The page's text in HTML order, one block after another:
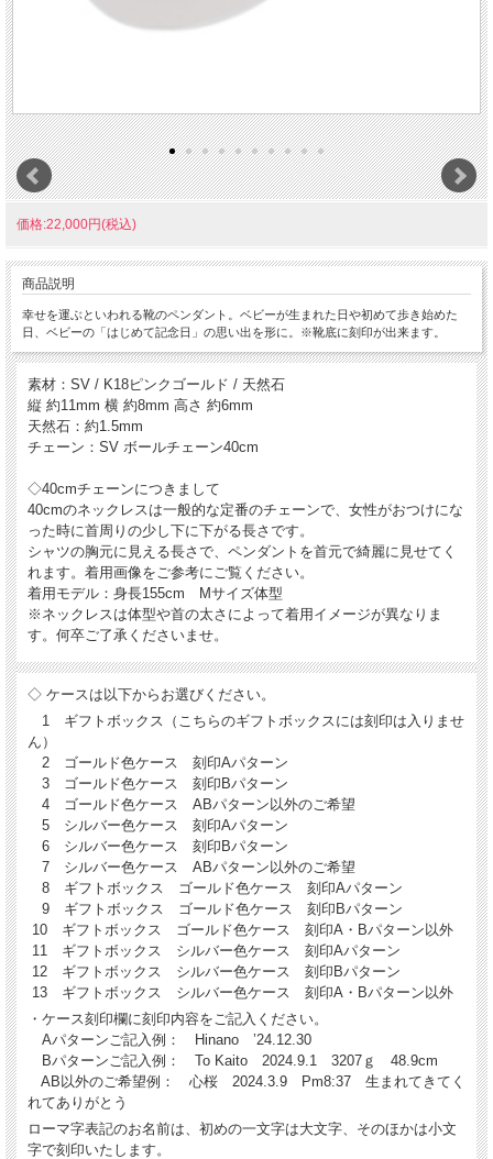
価格:22,000円(税込)
商品説明
幸せを運ぶといわれる靴のペンダント。ベビーが生まれた日や初めて歩き始めた
日、ベビーの「はじめて記念日」の思い出を形に。※靴底に刻印が出来ます。
素材：SV / K18ピンクゴールド / 天然石
縦 約11mm 横 約8mm 高さ 約6mm
天然石：約1.5mm
チェーン：SV ボールチェーン40cm
◇40cmチェーンにつきまして
40cmのネックレスは一般的な定番のチェーンで、女性がおつけにな
った時に首周りの少し下に下がる長さです。
シャツの胸元に見える長さで、ペンダントを首元で綺麗に見せてく
れます。着用画像をご参考にご覧ください。
着用モデル：身長155cm Mサイズ体型
※ネックレスは体型や首の太さによって着用イメージが異なりま
す。何卒ご了承くださいませ。
◇ ケースは以下からお選びください。
1 ギフトボックス（こちらのギフトボックスには刻印は入りませ
ん）
2 ゴールド色ケース 刻印Aパターン
3 ゴールド色ケース 刻印Bパターン
4 ゴールド色ケース ABパターン以外のご希望
5 シルバー色ケース 刻印Aパターン
6 シルバー色ケース 刻印Bパターン
7 シルバー色ケース ABパターン以外のご希望
8 ギフトボックス ゴールド色ケース 刻印Aパターン
9 ギフトボックス ゴールド色ケース 刻印Bパターン
10 ギフトボックス ゴールド色ケース 刻印A・Bパターン以外
11 ギフトボックス シルバー色ケース 刻印Aパターン
12 ギフトボックス シルバー色ケース 刻印Bパターン
13 ギフトボックス シルバー色ケース 刻印A・Bパターン以外
・ケース刻印欄に刻印内容をご記入ください。
Aパターンご記入例： Hinano ’24.12.30
Bパターンご記入例： To Kaito 2024.9.1 3207ｇ 48.9cm
AB以外のご希望例： 心桜 2024.3.9 Pm8:37 生まれてきてく
れてありがとう
ローマ字表記のお名前は、初めの一文字は大文字、そのほかは小文
字で刻印いたします。